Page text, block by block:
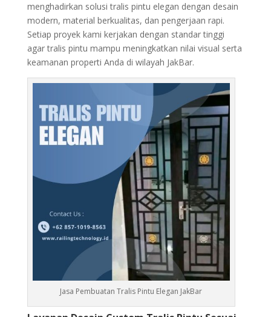
menghadirkan solusi tralis pintu elegan dengan desain
modern, material berkualitas, dan pengerjaan rapi.
Setiap proyek kami kerjakan dengan standar tinggi
agar tralis pintu mampu meningkatkan nilai visual serta
keamanan properti Anda di wilayah JakBar.
Jasa Pembuatan Tralis Pintu Elegan JakBar